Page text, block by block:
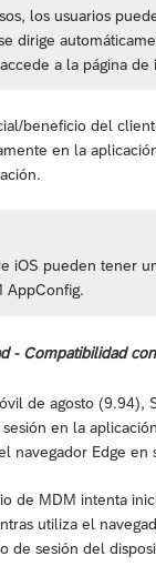
los usuarios
dirige
a la página
beneficio del
en la
iOS pueden tener
AppConfig.
- Compatibilidad
de agosto (9.94),
en la
navegador Edge en
de MDM intenta
utiliza el
de sesión del